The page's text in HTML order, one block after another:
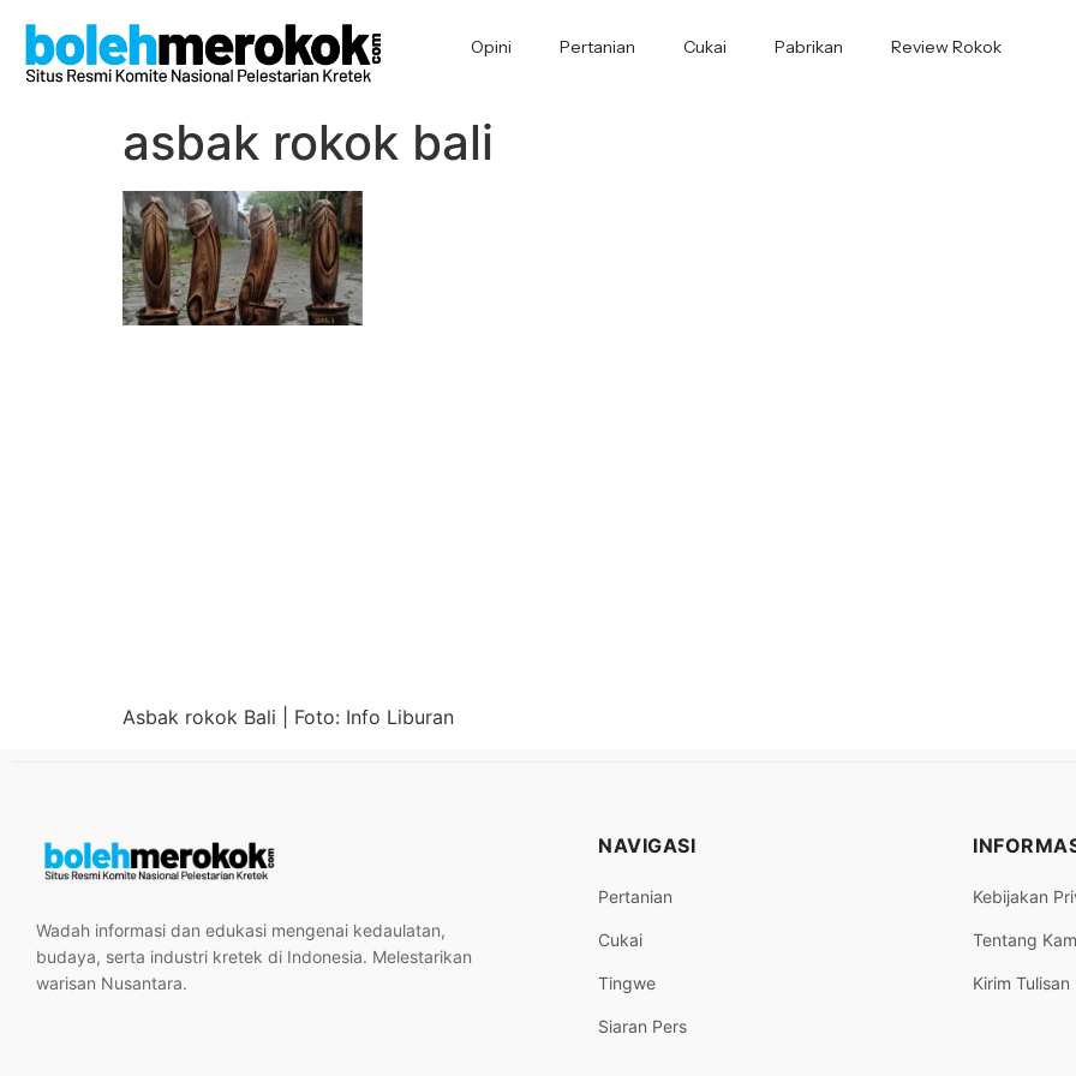
Opini Pertanian Cukai Pabrikan Review Rokok
asbak rokok bali
Asbak rokok Bali | Foto: Info Liburan
Wadah informasi dan edukasi mengenai kedaulatan,
budaya, serta industri kretek di Indonesia. Melestarikan
warisan Nusantara.
NAVIGASI
Pertanian
Cukai
Tingwe
Siaran Pers
Kebijakan
Tentang
Kirim Tulisan